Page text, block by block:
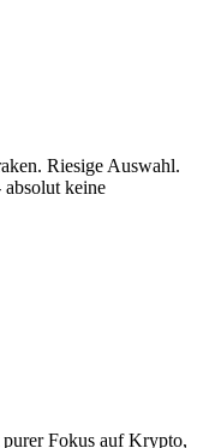
Riesige Auswahl.
keine
Fokus auf Krypto,